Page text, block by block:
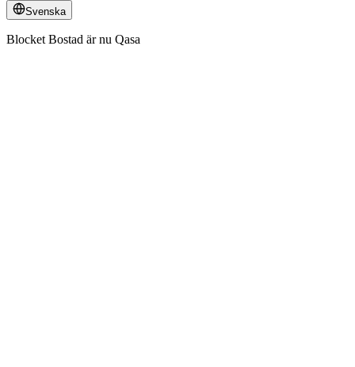
Svenska
Blocket Bostad är nu Qasa